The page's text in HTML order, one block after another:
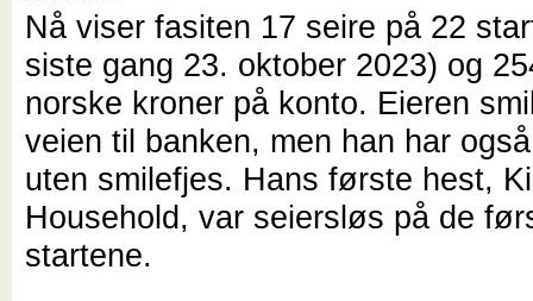
Nå viser fasiten 17 seire på 22
siste gang 23. oktober 2023) og
norske kroner på konto. Eieren
veien til banken, men han har
uten smilefjes. Hans første hest,
Household, var seiersløs på de
startene.